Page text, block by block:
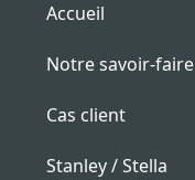
Accueil
Notre savoir-faire
Cas client
Stanley / Stella